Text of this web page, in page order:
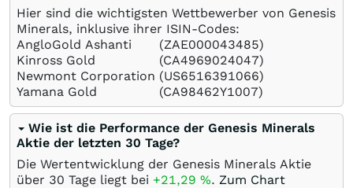
Hier sind die wichtigsten Wettbewerber von Genesis
Minerals, inklusive ihrer ISIN-Codes:
AngloGold Ashanti
(ZAE000043485)
Kinross Gold
(CA4969024047)
Newmont Corporation (US6516391066)
Yamana Gold
(CA98462Y1007)
Wie ist die Performance der Genesis Minerals
Aktie der letzten 30 Tage?
Die Wertentwicklung der Genesis Minerals Aktie
über 30 Tage liegt bei +21,29 %. Zum Chart